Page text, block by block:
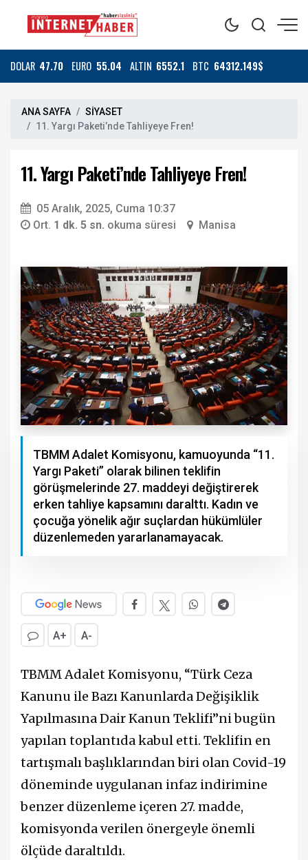
DOLAR 47.70 EURO 55.04 ALTIN 6552.1 BTC 64312.149$
ANA SAYFA
SİYASET
11. Yargı Paketi’nde Tahliyeye Fren!
11. Yargı Paketi’nde Tahliyeye Fren!
05 Aralık, 2025, Cuma 10:37
Ort. 1 dk. 5 sn. okuma süresi Manisa
TBMM Adalet Komisyonu, kamuoyunda “11.
Yargı Paketi” olarak bilinen teklifin
görüşmelerinde 27. maddeyi değiştirerek
erken tahliye kapsamını daralttı. Kadın ve
çocuğa yönelik ağır suçlardan hükümlüler
düzenlemeden yararlanamayacak.
A+ A-
TBMM Adalet Komisyonu, “Türk Ceza
Kanunu ile Bazı Kanunlarda Değişiklik
Yapılmasına Dair Kanun Teklifi”ni bugün
yapılan toplantıda kabul etti. Teklifin en
tartışmalı başlıklarından biri olan Covid-19
döneminde uygulanan infaz indirimine
benzer düzenleme içeren 27. madde,
komisyonda verilen önergeyle önemli
ölçüde daraltıldı.